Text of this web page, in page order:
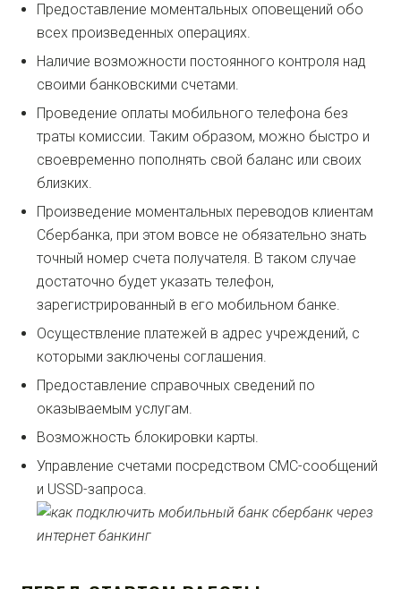
Предоставление моментальных оповещений обо
всех произведенных операциях.
Наличие возможности постоянного контроля над
своими банковскими счетами.
Проведение оплаты мобильного телефона без
траты комиссии. Таким образом, можно быстро и
своевременно пополнять свой баланс или своих
близких.
Произведение моментальных переводов клиентам
Сбербанка, при этом вовсе не обязательно знать
точный номер счета получателя. В таком случае
достаточно будет указать телефон,
зарегистрированный в его мобильном банке.
Осуществление платежей в адрес учреждений, с
которыми заключены соглашения.
Предоставление справочных сведений по
оказываемым услугам.
Возможность блокировки карты.
Управление счетами посредством СМС-сообщений
и USSD-запроса.